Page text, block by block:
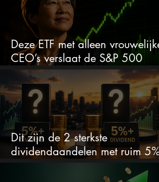
Deze ETF met alleen vrouwelijke
CEO’s verslaat de S&P 500
keihard
Dit zijn de 2 sterkste
dividendaandelen met ruim 5%